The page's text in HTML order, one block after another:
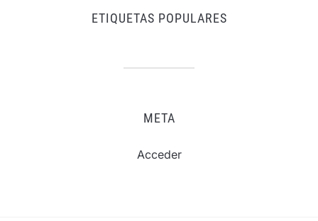
ETIQUETAS POPULARES
META
Acceder